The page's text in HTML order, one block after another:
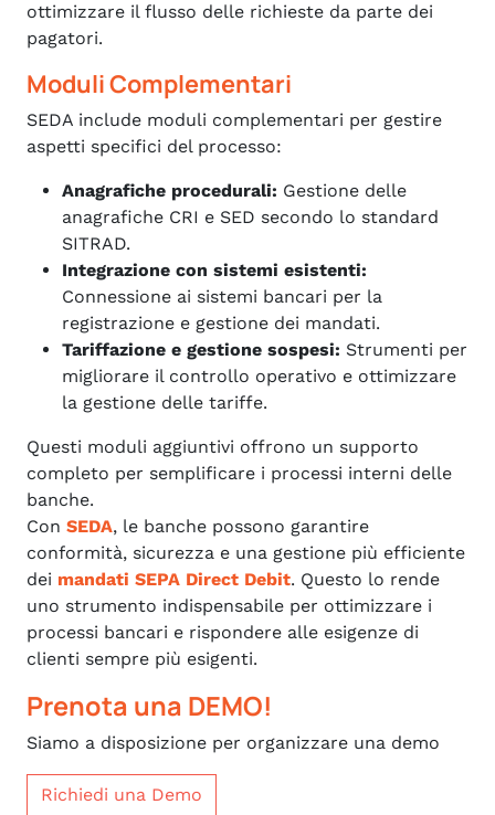
ottimizzare il flusso delle richieste da parte dei
pagatori.
Moduli Complementari
SEDA include moduli complementari per gestire
aspetti specifici del processo:
Anagrafiche procedurali: Gestione delle
anagrafiche CRI e SED secondo lo standard
SITRAD.
Integrazione con sistemi esistenti:
Connessione ai sistemi bancari per la
registrazione e gestione dei mandati.
Tariffazione e gestione sospesi: Strumenti per
migliorare il controllo operativo e ottimizzare
la gestione delle tariffe.
Questi moduli aggiuntivi offrono un supporto
completo per semplificare i processi interni delle
banche.
Con SEDA, le banche possono garantire
conformità, sicurezza e una gestione più efficiente
dei mandati SEPA Direct Debit. Questo lo rende
uno strumento indispensabile per ottimizzare i
processi bancari e rispondere alle esigenze di
clienti sempre più esigenti.
Prenota una DEMO!
Siamo a disposizione per organizzare una demo
Richiedi una Demo